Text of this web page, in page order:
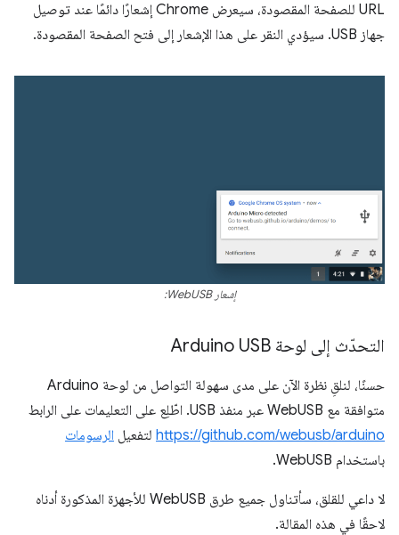
URL للصفحة المقصودة، سيعرض Chrome إشعارًا دائمًا عند توصيل
جهاز USB. سيؤدي النقر على هذا الإشعار إلى فتح الصفحة المقصودة.
إشعار WebUSB:
التحدّث إلى لوحة Arduino USB
حسنًا، لنلقِ نظرة الآن على مدى سهولة التواصل من لوحة Arduino
متوافقة مع WebUSB عبر منفذ USB. اطّلِع على التعليمات على الرابط
https://github.com/webusb/arduino لتفعيل الرسومات
باستخدام WebUSB.
لا داعي للقلق، سأتناول جميع طرق WebUSB للأجهزة المذكورة أدناه
لاحقًا في هذه المقالة.